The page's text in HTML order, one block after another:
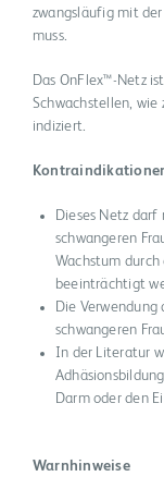
zwangsläufig mit
muss.
Das OnFlex™-Netz
Schwachstellen, wie
indiziert.
Dieses Netz
schwangeren
Wachstum
beeinträchtigt
Die
schwangeren
In der Literatur
Darm oder den
Warnhinweise